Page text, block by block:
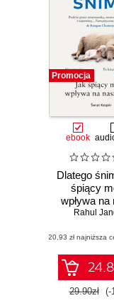
Promocja
ebook
Dlatego
śpiący
wpływa na
życie
Rahul
(20,93 zł najniższa
29.90zł (-